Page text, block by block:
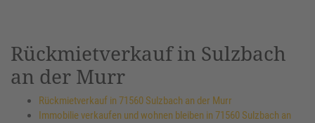
Rückmietverkauf in Sulzbach
an der Murr
Rückmietverkauf in 71560 Sulzbach an der Murr
Immobilie verkaufen und wohnen bleiben in 71560 Sulzbach an